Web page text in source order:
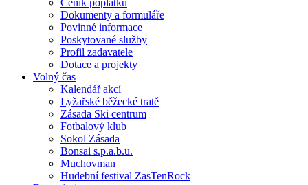
Ceník poplatků
Dokumenty a formuláře
Povinné informace
Poskytované služby
Profil zadavatele
Dotace a projekty
Volný čas
Kalendář akcí
Lyžařské běžecké tratě
Zásada Ski centrum
Fotbalový klub
Sokol Zásada
Bonsai s.p.a.b.u.
Muchovman
Hudební festival ZasTenRock